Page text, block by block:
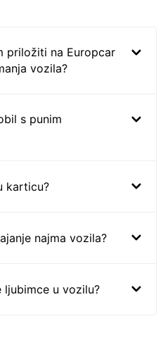
priložiti na Europcar
vozila?
s punim
karticu?
najma vozila?
u vozilu?